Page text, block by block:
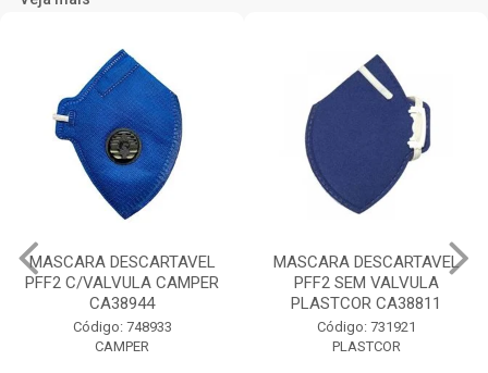
MASCARA DESCARTAVEL
PFF2 C/VALVULA CAMPER
CA38944
Código: 748933
CAMPER
MASCARA DESCARTAVEL
PFF2 SEM VALVULA
PLASTCOR CA38811
Código: 731921
PLASTCOR